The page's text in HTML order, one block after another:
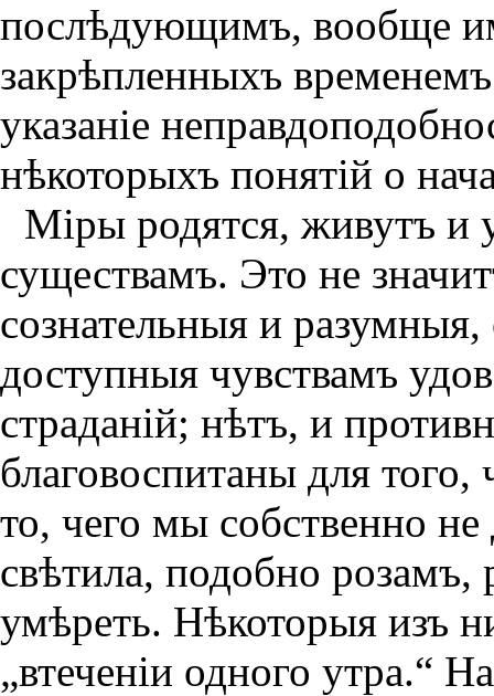
послѣдующимъ, вообще
закрѣпленныхъ
указанiе
нѣкоторыхъ понятiй о
Мiры родятся, живутъ и
существамъ. Это не
сознательныя и
доступныя чувствамъ
страданiй; нѣтъ, и
благовоспитаны для того,
то, чего мы собственно
свѣтила, подобно розамъ,
умѣреть. Нѣкоторыя изъ
„втеченiи одного утра.“